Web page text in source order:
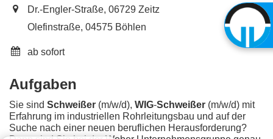
Dr.-Engler-Straße, 06729 Zeitz
Olefinstraße, 04575 Böhlen
ab sofort
Aufgaben
Sie sind Schweißer (m/w/d), WIG-Schweißer (m/w/d) mit
Erfahrung im industriellen Rohrleitungsbau und auf der
Suche nach einer neuen beruflichen Herausforderung?